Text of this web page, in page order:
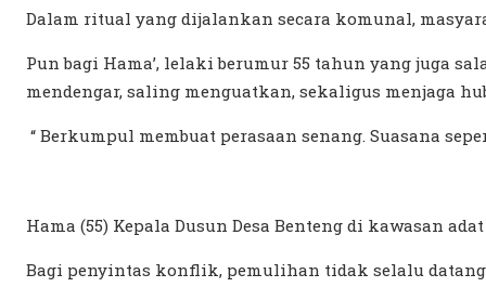
Dalam ritual yang dijalankan secara komunal,
Pun bagi Hama’, lelaki berumur 55 tahun yang juga
mendengar, saling menguatkan, sekaligus menjaga
“ Berkumpul membuat perasaan senang. Suasana
Hama (55) Kepala Dusun Desa Benteng di kawasan
Bagi penyintas konflik, pemulihan tidak selalu